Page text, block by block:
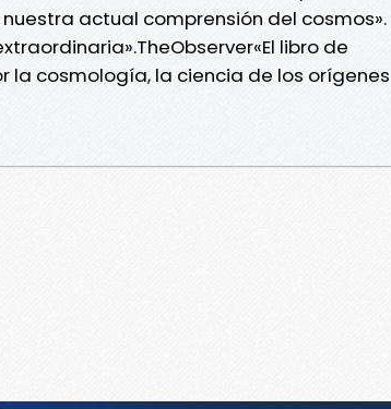
actual comprensión del cosmos».
libro de
la cosmología, la ciencia de los orígenes